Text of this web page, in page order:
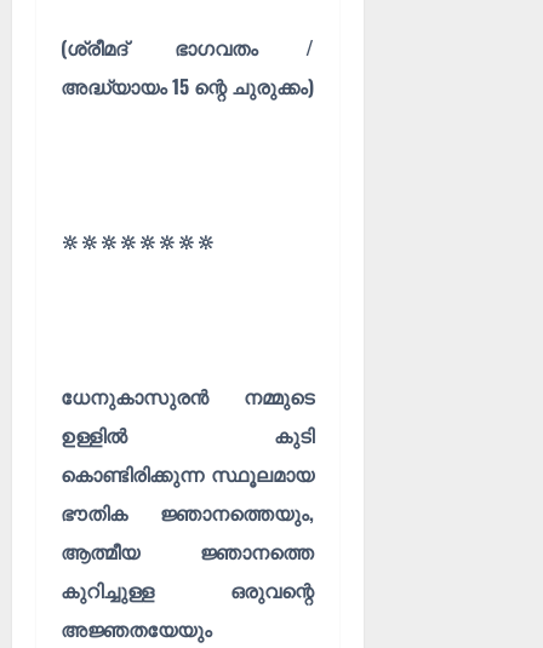
(ശ്രീമദ് ഭാഗവതം /
അദ്ധ്യായം 15 ന്റെ ചുരുക്കം)
🔆🔆🔆🔆🔆🔆🔆🔆
ധേനുകാസുരൻ നമ്മുടെ
ഉള്ളിൽ കുടി
കൊണ്ടിരിക്കുന്ന സ്ഥൂലമായ
ഭൗതിക ജ്ഞാനത്തെയും,
ആത്മീയ ജ്ഞാനത്തെ
കുറിച്ചുള്ള ഒരുവന്റെ
അജ്ഞതയേയും